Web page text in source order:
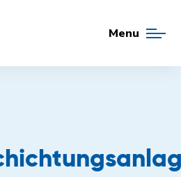
Menu